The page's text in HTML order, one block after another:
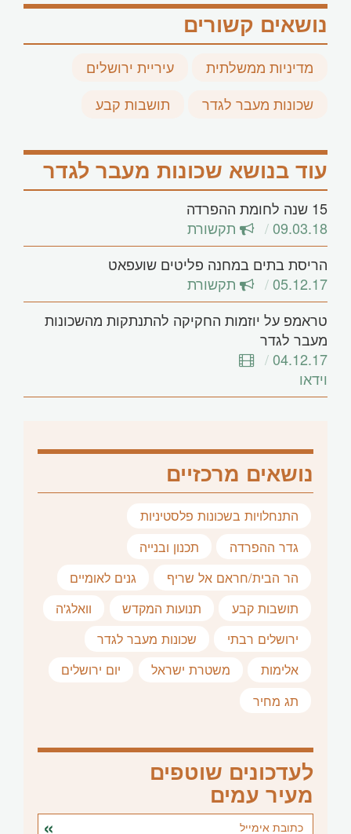
נושאים קשורים
מדיניות ממשלתית
עיריית ירושלים
שכונות מעבר לגדר
תושבות קבע
עוד בנושא שכונות מעבר לגדר
15 שנה לחומת ההפרדה
09.03.18
תקשורת
הריסת בתים במחנה פליטים שועפאט
05.12.17
תקשורת
טראמפ על יוזמות החקיקה להתנתקות מהשכונות
מעבר לגדר
04.12.17
וידאו
נושאים מרכזיים
התנחלויות בשכונות פלסטיניות
גדר ההפרדה
תכנון ובנייה
הר הבית/חראם אל שריף
גנים לאומיים
תושבות קבע
תנועות המקדש
וואלג'ה
ירושלים רבתי
שכונות מעבר לגדר
אלימות
משטרת ישראל
יום ירושלים
תג מחיר
לעדכונים שוטפים
מעיר עמים